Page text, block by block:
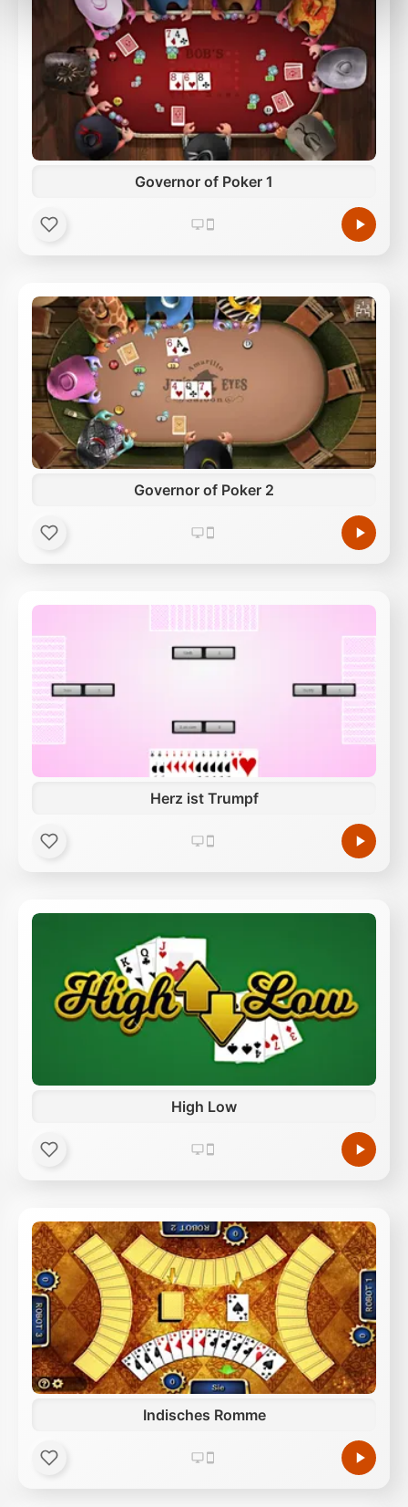
Außerdem geben wir Informationen zu Ihrer
Verwendung unserer Website an unsere Partner für
soziale Medien, Werbung und Analysen weiter.
Unsere Partner führen diese Informationen
möglicherweise mit weiteren Daten zusammen, die
Sie ihnen bereitgestellt haben oder die sie im Rahmen
Ihrer Nutzung der Dienste gesammelt haben.
Governor of Poker 1
Governor of Poker 2
Herz ist Trumpf
High Low
Indisches Romme